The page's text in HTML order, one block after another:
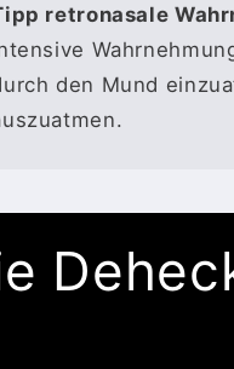
retronasale
den Mund